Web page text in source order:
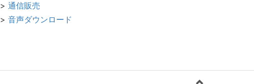
> 通信販売
> 音声ダウンロード